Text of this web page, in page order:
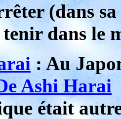
(dans sa
dans le
: Au
Ashi Harai
était